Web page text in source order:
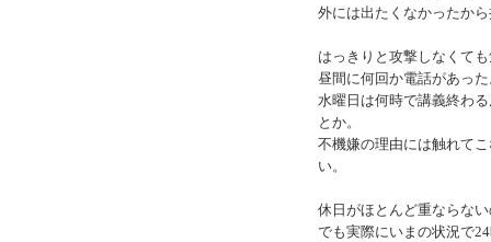
外には出たくなかったか
はっきりと攻撃しなくて
昼間に何回か電話があっ
水曜日は何時で講義終わ
とか。
不機嫌の理由には触れて
い。
休日がほとんど重ならな
でも実際にいまの状況で